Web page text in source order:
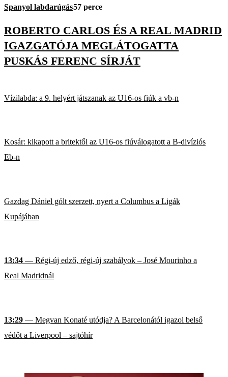
Spanyol labdarúgás57 perce
ROBERTO CARLOS ÉS A REAL MADRID
IGAZGATÓJA MEGLÁTOGATTA
PUSKÁS FERENC SÍRJÁT
Vízilabda: a 9. helyért játszanak az U16-os fiúk a vb-n
Kosár: kikapott a britektől az U16-os fiúválogatott a B-divíziós
Eb-n
Gazdag Dániel gólt szerzett, nyert a Columbus a Ligák
Kupájában
13:34 — Régi-új edző, régi-új szabályok – José Mourinho a
Real Madridnál
13:29 — Megvan Konaté utódja? A Barcelonától igazol belső
védőt a Liverpool – sajtóhír